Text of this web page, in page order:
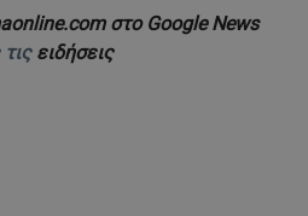
στο Google News
ειδήσεις